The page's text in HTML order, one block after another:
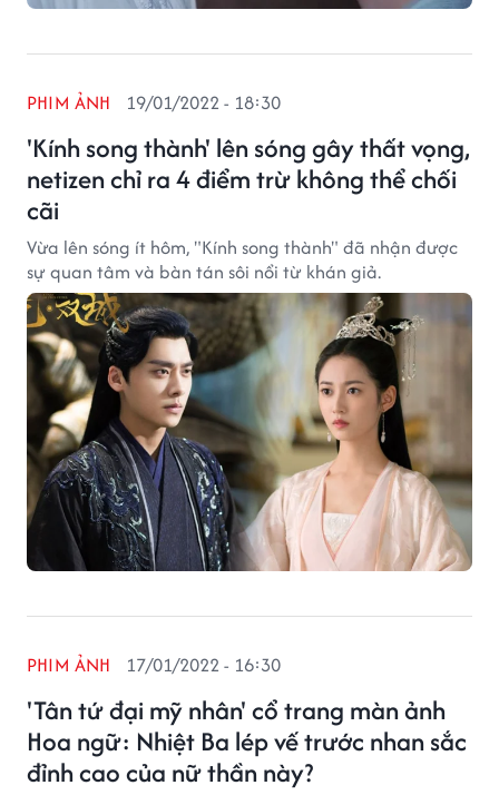
'Kính song thành' lên sóng gây thất vọng,
netizen chỉ ra 4 điểm trừ không thể chối
cãi
PHIM ẢNH 19/01/2022 - 18:30
Vừa lên sóng ít hôm, "Kính song thành" đã nhận được
sự quan tâm và bàn tán sôi nổi từ khán giả.
'Tân tứ đại mỹ nhân' cổ trang màn ảnh
Hoa ngữ: Nhiệt Ba lép vế trước nhan sắc
đỉnh cao của nữ thần này?
PHIM ẢNH 17/01/2022 - 16:30